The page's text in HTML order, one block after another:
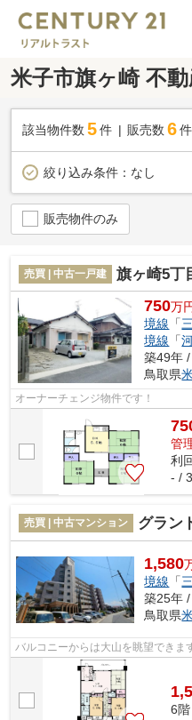
米子市旗ヶ崎 不
該当物件数 5件 販売数 6 件
絞り込み条件： なし
販売物件のみ
売買 | 中古一戸建 旗ヶ崎5丁
750万
境線 「
境線 「
築49年
鳥取県
オーナーチェンジ物件です！
管
利
- /
売買 | 中古マンション グラン
1,580
境線 「
築25年
鳥取県
バルコニーからは大山を眺望できま
6